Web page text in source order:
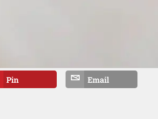
Pin Email